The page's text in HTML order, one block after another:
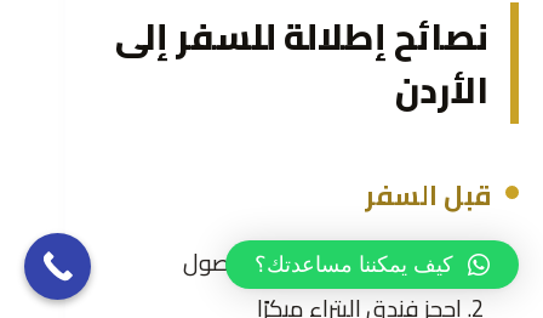
نصائح إطلالة للسفر إلى
الأردن
قبل السفر
اشترِ Jordan Pass قبل الوصول
احجز فندق البتراء مبكرًا
كيف يمكننا مساعدتك؟